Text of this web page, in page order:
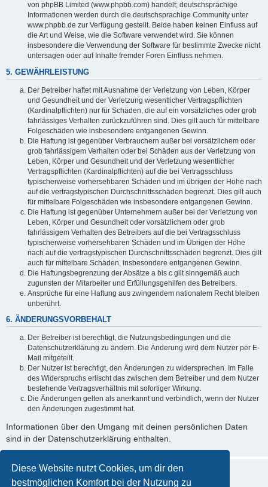
Diese Website nutzt Cookies, um dir den
bestmöglichen Komfort bei der Nutzung zu
von phpBB Limited (www.phpbb.com) handelt; deutschsprachige
Informationen werden durch die deutschsprachige Community unter
www.phpbb.de zur Verfügung gestellt. Beide haben keinen Einfluss auf
die Art und Weise, wie die Software verwendet wird. Sie können
insbesondere die Verwendung der Software für bestimmte Zwecke nicht
untersagen oder auf Inhalte fremder Foren Einfluss nehmen.
5. GEWÄHRLEISTUNG
Der Betreiber haftet mit Ausnahme der Verletzung von Leben, Körper
und Gesundheit und der Verletzung wesentlicher Vertragspflichten
(Kardinalpflichten) nur für Schäden, die auf ein vorsätzliches oder grob
fahrlässiges Verhalten zurückzuführen sind. Dies gilt auch für mittelbare
Folgeschäden wie insbesondere entgangenen Gewinn.
Die Haftung ist gegenüber Verbrauchern außer bei vorsätzlichem oder
grob fahrlässigem Verhalten oder bei Schäden aus der Verletzung von
Leben, Körper und Gesundheit und der Verletzung wesentlicher
Vertragspflichten (Kardinalpflichten) auf die bei Vertragsschluss
typischerweise vorhersehbaren Schäden und im übrigen der Höhe nach
auf die vertragstypischen Durchschnittsschäden begrenzt. Dies gilt auch
für mittelbare Folgeschäden wie insbesondere entgangenen Gewinn.
Die Haftung ist gegenüber Unternehmern außer bei der Verletzung von
Leben, Körper und Gesundheit oder vorsätzlichem oder grob
fahrlässigem Verhalten des Betreibers auf die bei Vertragsschluss
typischerweise vorhersehbaren Schäden und im Übrigen der Höhe
nach auf die vertragstypischen Durchschnittsschäden begrenzt. Dies gilt
auch für mittelbare Schäden, insbesondere entgangenen Gewinn.
Die Haftungsbegrenzung der Absätze a bis c gilt sinngemäß auch
zugunsten der Mitarbeiter und Erfüllungsgehilfen des Betreibers.
Ansprüche für eine Haftung aus zwingendem nationalem Recht bleiben
unberührt.
6. ÄNDERUNGSVORBEHALT
Der Betreiber ist berechtigt, die Nutzungsbedingungen und die
Datenschutzerklärung zu ändern. Die Änderung wird dem Nutzer per E-
Mail mitgeteilt.
Der Nutzer ist berechtigt, den Änderungen zu widersprechen. Im Falle
des Widerspruchs erlischt das zwischen dem Betreiber und dem Nutzer
bestehende Vertragsverhältnis mit sofortiger Wirkung.
Die Änderungen gelten als anerkannt und verbindlich, wenn der Nutzer
den Änderungen zugestimmt hat.
Informationen über den Umgang mit deinen persönlichen Daten
sind in der Datenschutzerklärung enthalten.